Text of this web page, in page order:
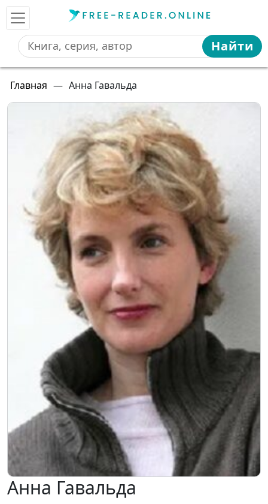
Найти
Главная — Анна Гавальда
Анна Гавальда